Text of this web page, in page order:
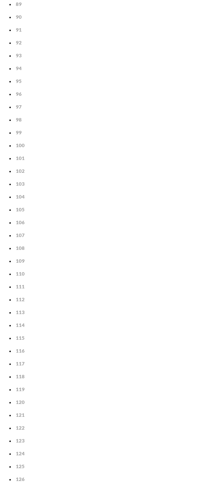
89
90
91
92
93
94
95
96
97
98
99
100
101
102
103
104
105
106
107
108
109
110
111
112
113
114
115
116
117
118
119
120
121
122
123
124
125
126